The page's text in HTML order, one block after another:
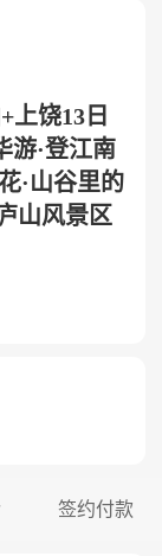
上饶13日
游·登江南
·山谷里的
山风景区
签约付款